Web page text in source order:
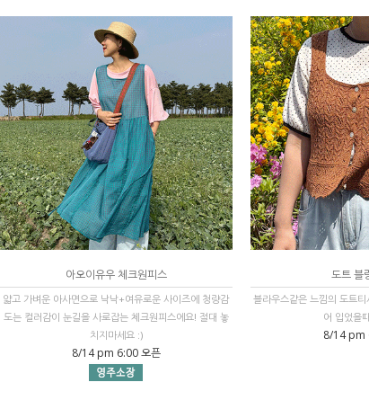
아오이유우 체크원피스
얇고 가벼운 아사면으로 낙낙+여유로운 사이즈에 청량감
도는 컬러감이 눈길을 사로잡는 체크원피스에요! 절대 놓
치지마세요 :)
8/14 pm 6:00 오픈
도트 블
블라우스같은 느낌의 도트
어 입었을
8/14 pm